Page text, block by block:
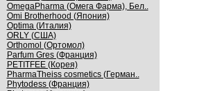
OmegaPharma (Омега Фарма), Бел..
Omi Brotherhood (Япония)
Optima (Италия)
ORLY (США)
Orthomol (Ортомол)
Parfum Gres (Франция)
PETITFEE (Корея)
PharmaTheiss cosmetics (Герман..
Phytodess (Франция)